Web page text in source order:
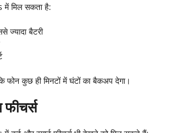
मिल सकता है:
ज्यादा बैटरी
फोन कुछ ही मिनटों में घंटों का बैकअप देगा।